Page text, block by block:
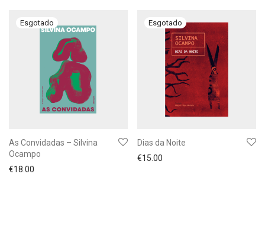
As Convidadas – Silvina
Ocampo
€18.00
Dias da Noite
€15.00